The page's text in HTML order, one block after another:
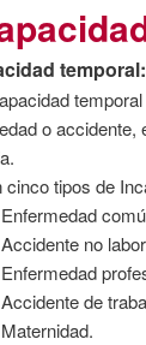
o accidente,
cinco tipos de
Enfermedad
Accidente no
Enfermedad
Accidente de
Maternidad.